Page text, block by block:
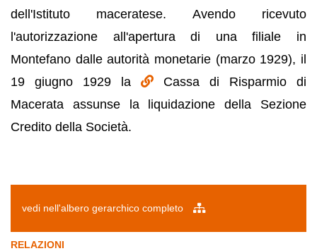
dell'Istituto maceratese. Avendo ricevuto
l'autorizzazione all'apertura di una filiale in
Montefano dalle autorità monetarie (marzo 1929), il
19 giugno 1929 la
Cassa di Risparmio di
Macerata assunse la liquidazione della Sezione
Credito della Società.
vedi nell'albero gerarchico completo
RELAZIONI